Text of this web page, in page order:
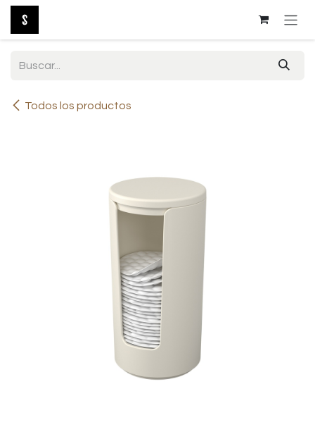
Ir al contenido
Todos los productos